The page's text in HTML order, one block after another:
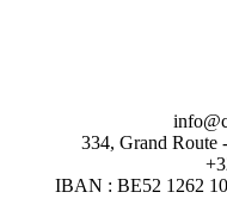
334, Grand Route
IBAN : BE52 1262